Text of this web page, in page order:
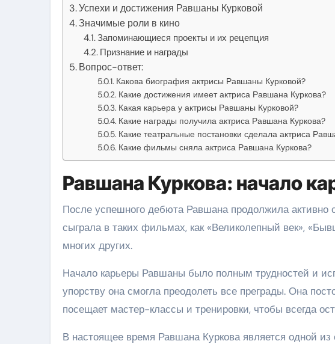
Успехи и достижения Равшаны Курковой
Значимые роли в кино
Запоминающиеся проекты и их рецепция
Признание и награды
Вопрос-ответ:
Какова биография актрисы Равшаны Курковой?
Какие достижения имеет актриса Равшана Куркова?
Какая карьера у актрисы Равшаны Курковой?
Какие награды получила актриса Равшана Куркова?
Какие театральные постановки сделала актриса
Какие фильмы сняла актриса Равшана Куркова?
Равшана Куркова: начало
После успешного дебюта Равшана продолжила активно
сыграла в таких фильмах, как «Великолепный век»,
многих других.
Начало карьеры Равшаны было полным трудностей и
упорству она смогла преодолеть все преграды. Она
посещает мастер-классы и тренировки, чтобы всегда
В настоящее время Равшана Куркова является одной